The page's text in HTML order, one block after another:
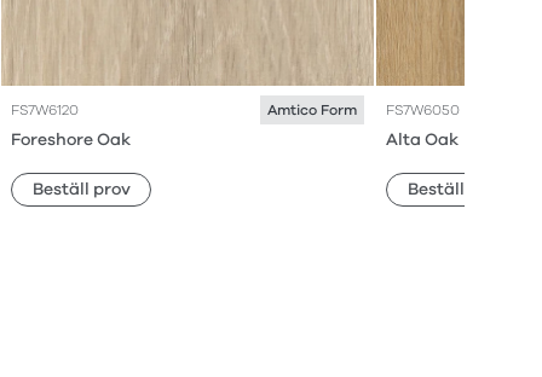
FS7W6120 Amtico Form
Foreshore Oak
Beställ prov
FS7W6050
Alta Oak
Beställ prov